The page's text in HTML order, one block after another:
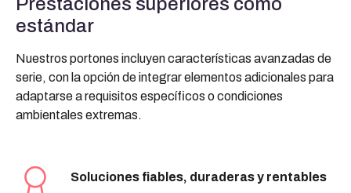
estándar
Nuestros portones incluyen características avanzadas de
serie, con la opción de integrar elementos adicionales para
adaptarse a requisitos específicos o condiciones
ambientales extremas.
Soluciones fiables, duraderas y rentables